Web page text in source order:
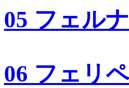
05 フェル
06 フェリ